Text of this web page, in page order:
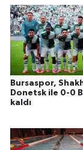
Bursaspor,
Donetsk ile 0-0
kaldı